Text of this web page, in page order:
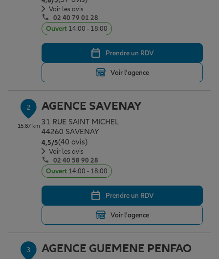
Assurance emprunteur
Prévoyance et dépendance
Assurance animal de compagnie
Protection de la famille
Protection juridique
Épargne & retraite
Plan épargne retraite
Placements financiers
Investissements immobiliers
Vos projets
Déménager
Changer de voiture
Outre-mer
Assurance auto
Garantie des accidents de la vie
Professionnels
Voir les avis
02 40 79 01 28
Ouvert 14:00 - 18:00
Prendre un RDV
Voir l'agence
2
15.87 km
AGENCE SAVENAY
31 RUE SAINT MICHEL
44260 SAVENAY
4,5/5Note de 4.5 sur 5
(40 avis)
Voir les avis
02 40 58 90 28
Ouvert 14:00 - 18:00
Prendre un RDV
Voir l'agence
3 AGENCE GUEMENE PENFAO